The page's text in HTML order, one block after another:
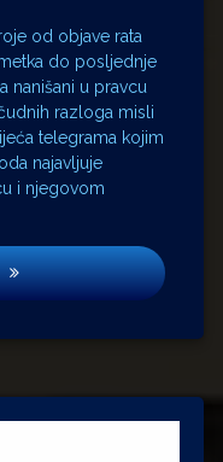
od objave rata
do posljednje
nanišani u pravcu
razloga misli
telegrama kojim
najavljuje
i njegovom
Djeca rata